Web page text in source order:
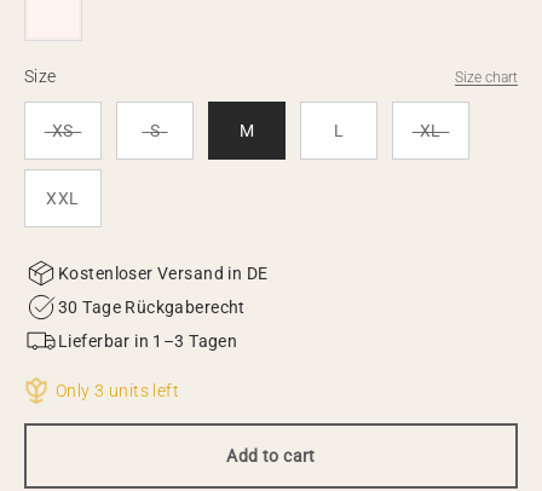
Size
Size Size chart
XS S M L XL
XXL
Kostenloser Versand in DE
30 Tage Rückgaberecht
Lieferbar in 1–3 Tagen
Only 3 units left
Add to cart